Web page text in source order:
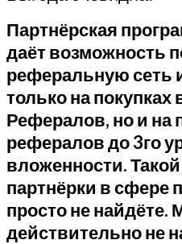
Партнёрская
даёт возможность
реферальную сеть
только на
Рефералов, но и на
рефералов до 3го
вложенности.
партнёрки в сфере
просто не
действительно не